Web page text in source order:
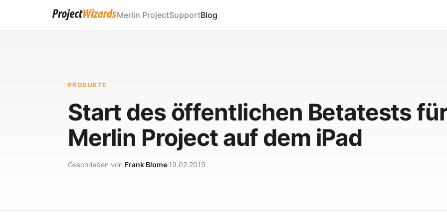
Merlin ProjectSupportBlog
PRODUKTE
Start des öffentlichen Betatests
Merlin Project auf dem iPad
Geschrieben von Frank Blome 19.02.2019